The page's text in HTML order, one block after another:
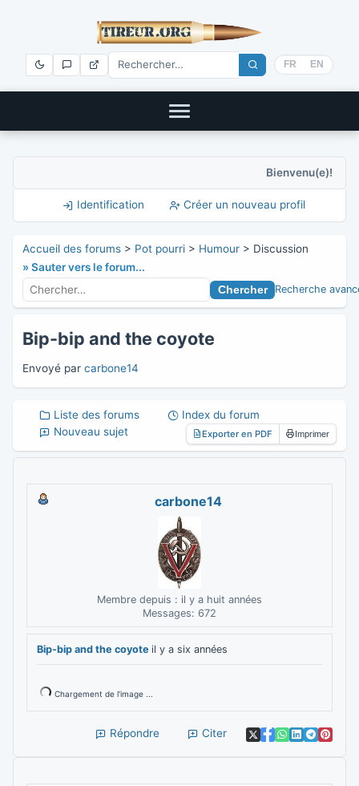
FR EN
Bienvenu(e)!
Identification Créer un nouveau profil
» Sauter vers le forum...
Accueil des forums > Pot pourri > Humour > Discussion
Recherche
Bip-bip and the coyote
Envoyé par carbone14
Liste des forums
Index du forum
Nouveau sujet
Exporter en PDF Imprimer
carbone14
Membre depuis : il y a huit années
Messages: 672
Bip-bip and the coyote il y a six années
Chargement de l'image ...
Répondre Citer